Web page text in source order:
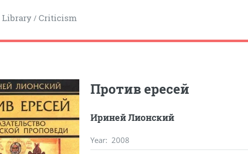
Library/ Criticism
Против ересей
Ириней Лионский
Year: 2008